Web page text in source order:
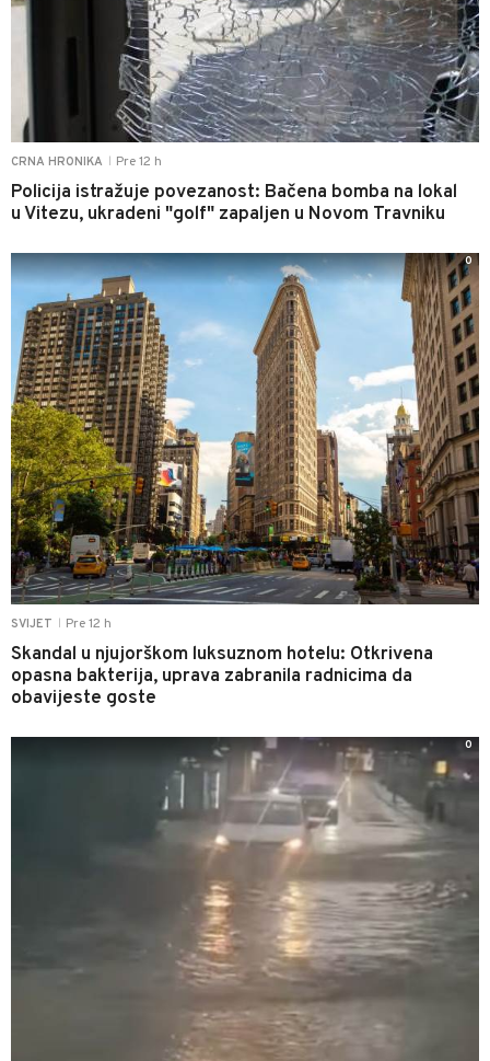
CRNA HRONIKA Pre 12 h
Policija istražuje povezanost: Bačena bomba na lokal
u Vitezu, ukradeni "golf" zapaljen u Novom Travniku
SVIJET Pre 12 h
Skandal u njujorškom luksuznom hotelu: Otkrivena
opasna bakterija, uprava zabranila radnicima da
obavijeste goste
0
0